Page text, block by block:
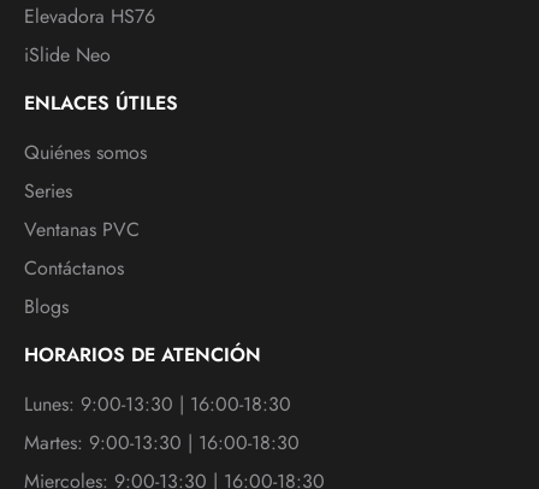
Elevadora HS76
iSlide Neo
ENLACES ÚTILES
Quiénes somos
Series
Ventanas PVC
Contáctanos
Blogs
HORARIOS DE ATENCIÓN
Lunes: 9:00-13:30 | 16:00-18:30
Martes: 9:00-13:30 | 16:00-18:30
Miercoles: 9:00-13:30 | 16:00-18:30